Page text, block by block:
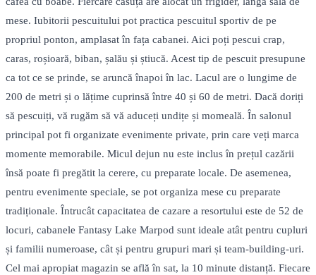
mese. Iubitorii pescuitului pot practica pescuitul sportiv de pe
propriul ponton, amplasat în fața cabanei. Aici poți pescui crap,
caras, roșioară, biban, șalău și știucă. Acest tip de pescuit presupune
ca tot ce se prinde, se aruncă înapoi în lac. Lacul are o lungime de
200 de metri și o lățime cuprinsă între 40 și 60 de metri. Dacă doriți
să pescuiți, vă rugăm să vă aduceți undițe și momeală. În salonul
principal pot fi organizate evenimente private, prin care veți marca
momente memorabile. Micul dejun nu este inclus în prețul cazării
însă poate fi pregătit la cerere, cu preparate locale. De asemenea,
pentru evenimente speciale, se pot organiza mese cu preparate
tradiționale. Întrucât capacitatea de cazare a resortului este de 52 de
locuri, cabanele Fantasy Lake Marpod sunt ideale atât pentru cupluri
și familii numeroase, cât și pentru grupuri mari și team-building-uri.
Cel mai apropiat magazin se află în sat, la 10 minute distanță. Fiecare